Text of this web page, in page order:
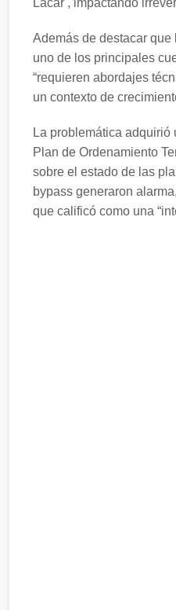
Lácar , impactando
Además de destacar
uno de los principales
“requieren abordajes
un contexto de
La problemática
Plan de Ordenamiento
sobre el estado de las
bypass generaron
que calificó como una